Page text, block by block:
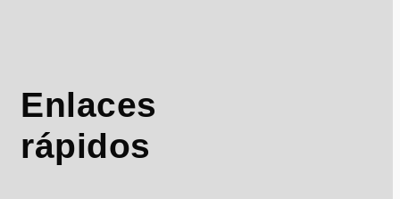
Enlaces
rápidos